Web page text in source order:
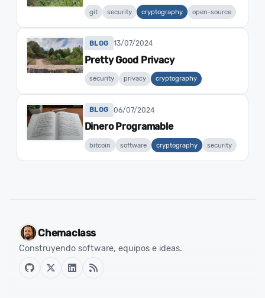
git security cryptography open-source
BLOG 13/07/2024
Pretty Good Privacy
security privacy cryptography
BLOG 06/07/2024
Dinero Programable
bitcoin software cryptography security
Chemaclass
Construyendo software, equipos e ideas.